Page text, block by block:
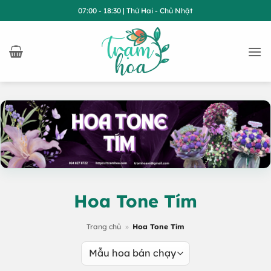
qua
dung
07:00 - 18:30 | Thứ Hai - Chủ Nhật
Hoa Tone Tím
Trang chủ » Hoa Tone Tím